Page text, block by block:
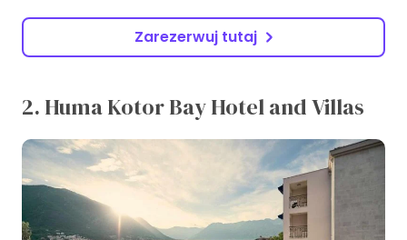
Zarezerwuj tutaj
2. Huma Kotor Bay Hotel and Villas